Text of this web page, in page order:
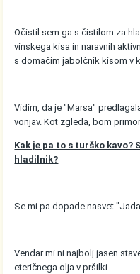
Očistil sem ga s čistilom za
vinskega kisa in naravnih
s domačim jabolčnik kisom v
Vidim, da je "Marsa"
vonjav. Kot zgleda, bom
Kak je pa to s turško kavo?
hladilnik?
Se mi pa dopade nasvet
Vendar mi ni najbolj jasen
eteričnega olja v pršilki.